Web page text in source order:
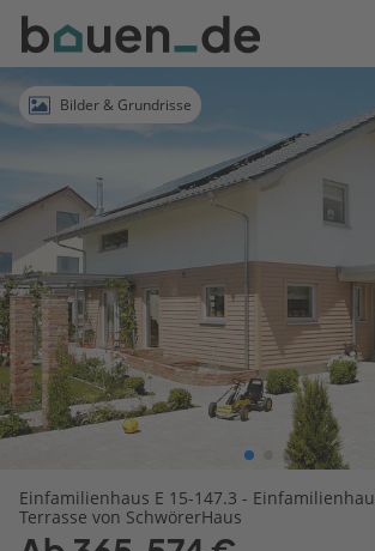
Bauen
Logo
Anmelden
Bilder & Grundrisse
Einfamilienhaus E 15-147.3 -
Terrasse von SchwörerHaus